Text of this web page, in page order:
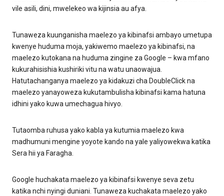
vile asili, dini, mwelekeo wa kijinsia au afya.
Tunaweza kuunganisha maelezo ya kibinafsi ambayo umetupa
kwenye huduma moja, yakiwemo maelezo ya kibinafsi, na
maelezo kutokana na huduma zingine za Google – kwa mfano
kukurahisishia kushiriki vitu na watu unaowajua.
Hatutachanganya maelezo ya kidakuzi cha DoubleClick na
maelezo yanayoweza kukutambulisha kibinafsi kama hatuna
idhini yako kuwa umechagua hivyo.
Tutaomba ruhusa yako kabla ya kutumia maelezo kwa
madhumuni mengine yoyote kando na yale yaliyowekwa katika
Sera hii ya Faragha.
Google huchakata maelezo ya kibinafsi kwenye seva zetu
katika nchi nyingi duniani. Tunaweza kuchakata maelezo yako